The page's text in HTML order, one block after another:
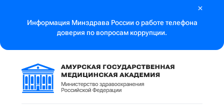
Информация Минздрава России о работе телефона
доверия по вопросам коррупции.